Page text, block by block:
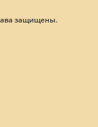
защищены.